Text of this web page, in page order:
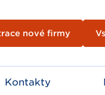
nové firmy
Kontakty